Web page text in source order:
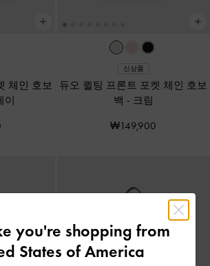
체인 호보
이
신상품
듀오 퀼팅 프론트 포켓 체인 호보
백 - 크림
₩149,900
you're shopping from
States of America